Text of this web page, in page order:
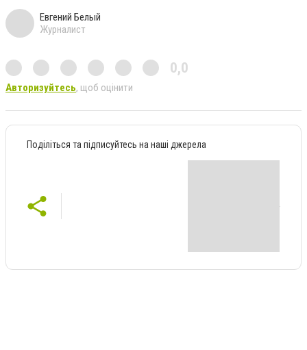
Евгений Белый
Журналист
0,0
Авторизуйтесь, щоб оцінити
Поділіться та підписуйтесь на наші джерела